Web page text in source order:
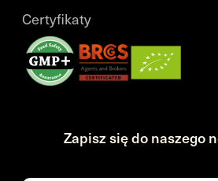
Certyfikaty
Zapisz się do naszego